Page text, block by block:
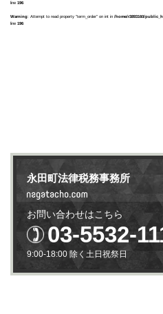
line 196
Warning: Attempt to read property "term_order" on int in /home/r3893160/
line 196
永田町法律税務事務所
お問い合わせはこちら
03-5532-
9:00-18:00 除く土日祝祭日